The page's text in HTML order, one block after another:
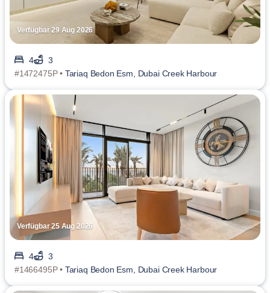
Verfügbar 29 Aug 2026
4
3
#1472475P • Tariaq Bedon Esm, Dubai Creek Harbour
Verfügbar 25 Aug 2026
4
3
#1466495P • Tariaq Bedon Esm, Dubai Creek Harbour